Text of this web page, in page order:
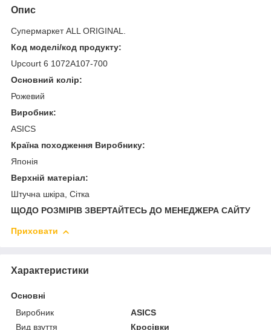
Опис
Супермаркет ALL ORIGINAL.
Код моделі/код продукту:
Upcourt 6 1072A107-700
Основний колір:
Рожевий
Виробник:
ASICS
Країна походження Виробнику:
Японія
Верхній матеріал:
Штучна шкіра, Сітка
ЩОДО РОЗМІРІВ ЗВЕРТАЙТЕСЬ ДО МЕНЕДЖЕРА САЙТУ
Приховати
Характеристики
Основні
Виробник
ASICS
Вид взуття
Кросівки